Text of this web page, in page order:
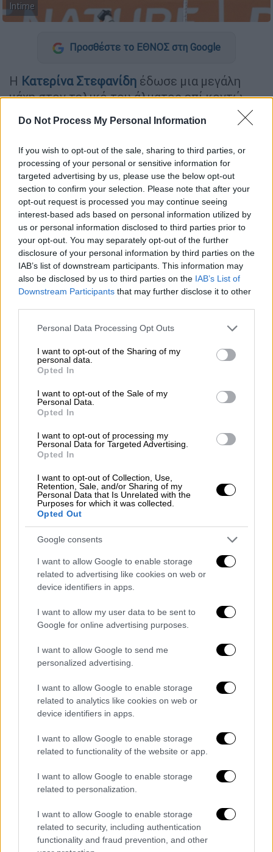
Do Not Process My Personal Information
If you wish to opt-out of the sale, sharing to third parties, or
processing of your personal or sensitive information for
targeted advertising by us, please use the below opt-out
section to confirm your selection. Please note that after your
opt-out request is processed you may continue seeing
interest-based ads based on personal information utilized by
us or personal information disclosed to third parties prior to
your opt-out. You may separately opt-out of the further
disclosure of your personal information by third parties on the
IAB’s list of downstream participants. This information may
also be disclosed by us to third parties on the IAB’s List of
Downstream Participants that may further disclose it to other
Please note that this website/app uses one or more Google
not limited to your visit or usage behaviour. You may click to
grant or deny consent to Google and its third-party tags to
use your data for below specified purposes in below Google
consent section.
Personal Data Processing Opt Outs
I want to opt-out of the Sharing of my
personal data.
Opted In
I want to opt-out of the Sale of my
Personal Data.
Opted In
I want to opt-out of processing my
Personal Data for Targeted Advertising.
Opted In
I want to opt-out of Collection, Use,
Retention, Sale, and/or Sharing of my
Personal Data that Is Unrelated with the
Purposes for which it was collected.
Opted Out
Google consents
I want to allow Google to enable storage
related to advertising like cookies on web or
device identifiers in apps.
I want to allow my user data to be sent to
Google for online advertising purposes.
I want to allow Google to send me
personalized advertising.
I want to allow Google to enable storage
related to analytics like cookies on web or
device identifiers in apps.
I want to allow Google to enable storage
related to functionality of the website or app.
I want to allow Google to enable storage
related to personalization.
I want to allow Google to enable storage
related to security, including authentication
functionality and fraud prevention, and other
Intime
Προσθέστε το ΕΘΝΟΣ στη Google
Η Κατερίνα Στεφανίδη έδωσε μια μεγάλη
μάχη στον τελικό του άλματος επί κοντώ
στο Ευρωπαϊκό Πρωτάθλημα κλειστού
στίβουαλλά έμεινε εκτός μεταλλίων. Η
Ελληνίδα Ολυμπιονίκης έφτασε μέχρι τα
4,60μ. με άνεση αλλά δεν μπόρεσε να
περάσει τα 4,70μ. κι έμεινε στην τέταρτη
θέση.
Η Κατερίνα Στεφανίδη άφησε τα 4,25μ. και
μπήκε στον τελικό στα 4,45μ. τα οποία και
πέρασε με την πρώτη της προσπάθεια. Στη
συνέχεια ο πήχης πήγε στα 4,60μ., ύψος το
οποίο και πάλι ξεπέρασε η Στεφανίδη με την
πρώτη δείχνοντας ότι βρίσκεται σε καλή
κατάσταση.
ήθελε, έκανε τρεις αποτυχημένες
προσπάθειες και έμεινε πίσω απ' τις
Μούρτο (4,85μ.), Σούτεϊ (4,80μ.) και
Σβαμπίκοβα (4,70μ.).
ΟΛΕΣ ΟΙ ΕΙΔΗΣΕΙΣ
Δυστύχημα στα Τέμπη: Παραιτήθηκε ο
Θανάσης Ζηλιασκόπουλους από την
Σε απεργία την Κυριακή μετρό και ΗΣΑΠ
– Ποιες ώρες θα κινούνται οι συρμοί
Θερμό χειροκρότημα για τον διασώστη
της ΕΜΑΚ και προπονητή του ΠΑΟΚ που
έδωσε μάχη στα συντρίμμια στα Τέμπη
10.000 βήματα για καλή υγεία; Όχι
ακριβώς - Δείτε τον «μαγικό» αριθμό για
την καρδιά σας
Τραγωδία στα Τέμπη: Η αμαρτωλή
σύμβαση «717» - Γιατί είναι στον… αέρα
από το 2014